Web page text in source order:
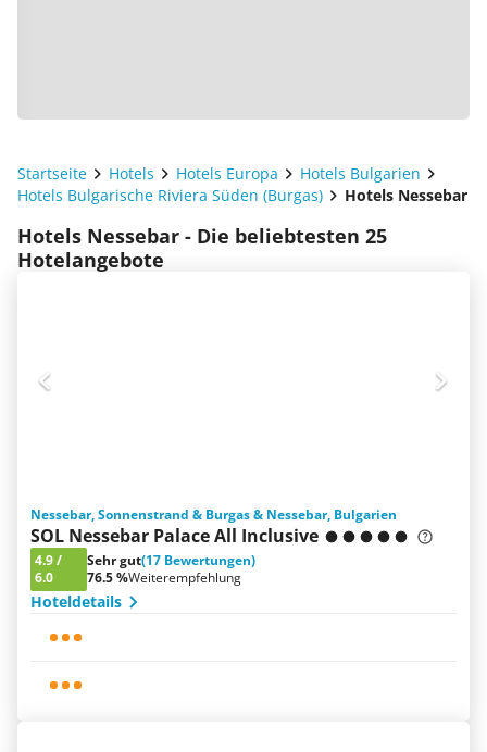
Startseite Hotels Hotels Europa
Hotels Bulgarien
Hotels Bulgarische Riviera Süden (Burgas)
Hotels Nessebar
Hotels Nessebar - Die beliebtesten 25
Hotelangebote
Nessebar, Sonnenstrand & Burgas & Nessebar, Bulgarien
SOL Nessebar Palace All Inclusive
4.9/
6.0
Sehr gut(17 Bewertungen)
76.5 %Weiterempfehlung
Hoteldetails